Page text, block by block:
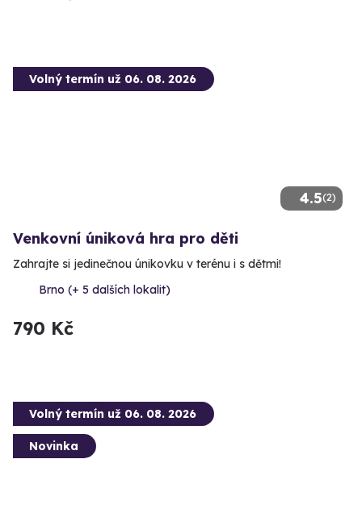
4.5(2)
Volný termín už 06. 08. 2026
Venkovní úniková hra pro děti
Zahrajte si jedinečnou únikovku v terénu i s dětmi!
Brno (+ 5 dalších lokalit)
790 Kč
Volný termín už 06. 08. 2026
Novinka